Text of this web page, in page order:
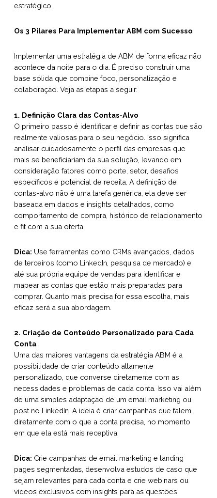
estratégico.
Os 3 Pilares Para Implementar ABM com Sucesso
Implementar uma estratégia de ABM de forma eficaz não
acontece da noite para o dia. É preciso construir uma
base sólida que combine foco, personalização e
colaboração. Veja as etapas a seguir:
1. Definição Clara das Contas-Alvo
O primeiro passo é identificar e definir as contas que são
realmente valiosas para o seu negócio. Isso significa
analisar cuidadosamente o perfil das empresas que
mais se beneficiariam da sua solução, levando em
consideração fatores como porte, setor, desafios
específicos e potencial de receita. A definição de
contas-alvo não é uma tarefa genérica, ela deve ser
baseada em dados e insights detalhados, como
comportamento de compra, histórico de relacionamento
e fit com a sua oferta.
Dica: Use ferramentas como CRMs avançados, dados
de terceiros (como LinkedIn, pesquisa de mercado) e
até sua própria equipe de vendas para identificar e
mapear as contas que estão mais preparadas para
comprar. Quanto mais precisa for essa escolha, mais
eficaz será a sua abordagem.
2. Criação de Conteúdo Personalizado para Cada
Conta
Uma das maiores vantagens da estratégia ABM é a
possibilidade de criar conteúdo altamente
personalizado, que converse diretamente com as
necessidades e problemas de cada conta. Isso vai além
de uma simples adaptação de um email marketing ou
post no LinkedIn. A ideia é criar campanhas que falem
diretamente com o que a conta precisa, no momento
em que ela está mais receptiva.
Dica: Crie campanhas de email marketing e landing
pages segmentadas, desenvolva estudos de caso que
sejam relevantes para cada conta e crie webinars ou
vídeos exclusivos com insights para as questões